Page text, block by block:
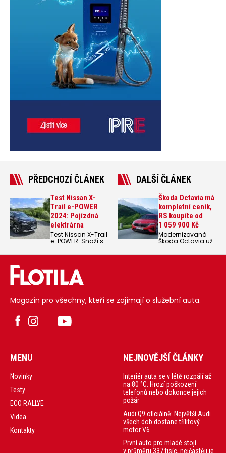
PŘEDCHOZÍ ČLÁNEK
Test Nissan X-
Trail e-POWER
2024: Pojízdná
elektrárna
Test Nissan X-Trail
e-POWER. Snaží se
netradičním
elektřina, ale lije se
do něj benzín.
DALŠÍ ČLÁNEK
Škoda Octavia má
kompletní ceník,
RS koupíte od
1 059 900 Kč
Modernizovaná
Škoda Octavia už
český ceník včetně
Magazín pro všechny, kteří se zajímají o služební auta.
MENU
Novinky
Testy
ECO RALLYE
Videa
Kontakty
NEJNOVĚJŠÍ ČLÁNKY
Interiér auta se v létě rozpálí až
na 80 °C. Hrozí poškození
telefonů nebo dokonce jejich
požár
Audi Q9 oficiálně: Největší Audi
všech dob dostane třílitový
motor V6
První auto pro mladé stojí
v průměru 337 tisíc, nejčastěji je